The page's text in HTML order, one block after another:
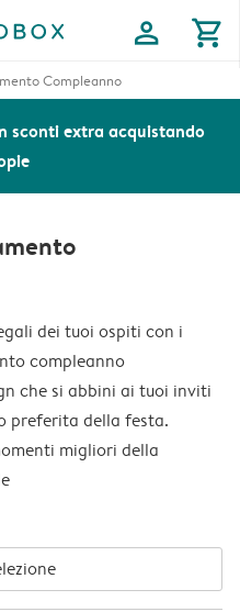
profile shopping_cart
Compleanno
sconti extra acquistando
dei tuoi ospiti con i
compleanno
che si abbini ai tuoi inviti
preferita della festa.
migliori della